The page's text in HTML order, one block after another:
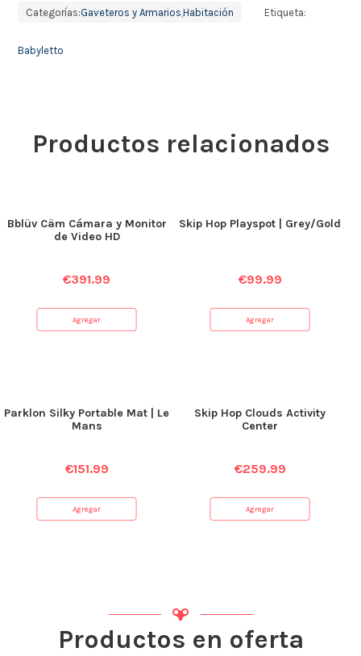
Categorías:Gaveteros y Armarios ,Habitación Etiqueta:
Babyletto
Productos relacionados
Bblüv Cäm Cámara y Monitor
de Video HD
€391.99
Agregar
Skip Hop Playspot | Grey/Gold
€99.99
Agregar
Parklon Silky Portable Mat | Le
Mans
€151.99
Agregar
Skip Hop Clouds Activity
Center
€259.99
Agregar
Productos en oferta